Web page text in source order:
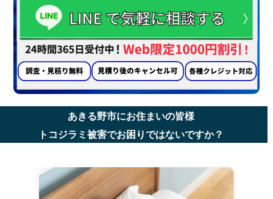
あきる野市にお住まいの皆様
トコジラミ被害でお困りではないですか？